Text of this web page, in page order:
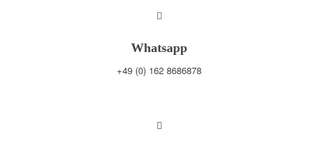
Whatsapp
+49 (0) 162 8686878